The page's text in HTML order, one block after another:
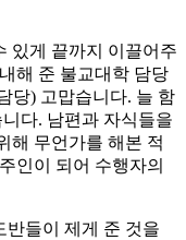
있게 끝까지 이끌어주
해 준 불교대학 담당
당) 고맙습니다. 늘 함
다. 남편과 자식들을
해 무언가를 해본 적
인이 되어 수행자의
반들이 제게 준 것을